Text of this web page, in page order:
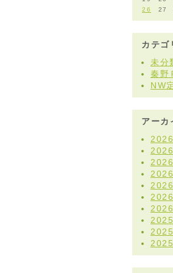
26
27
カテゴ
未分
秦野
NW
アーカ